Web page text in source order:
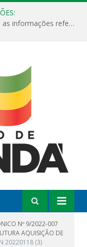
Relatórios Detalhados contendo todas as informações referentes a execução de recursos destinados ao fomento de projetos culturais no Município de Jacundá entre os anos de 2022 ao presente ano de 2026.
Nº 9/2022-007
AQUISIÇÃO DE
20220118 (3)